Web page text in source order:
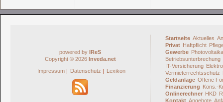
powered by IReS
Copyright © 2026 Inveda.net
Impressum | Datenschutz | Lexikon
Startseite Aktuelles
Privat Haftpflicht
Gewerbe
Betriebsunterbrechung
IT-Versicherung
Vermieterrechtsschutz
Geldanlage Offene
Finanzierung Kons.-
Onlinerechner HKD
Kontakt Angebote